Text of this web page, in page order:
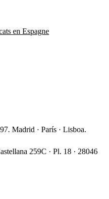
en Espagne
Madrid · París · Lisboa.
259C · Pl. 18 · 28046